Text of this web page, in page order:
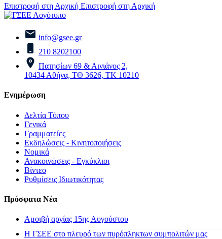
Επιστροφή στη Αρχική Επιστροφή στη Αρχική
info@gsee.gr
210 8202100
Πατησίων 69 & Αινιάνος 2,
10434 Αθήνα, ΤΘ 3626, ΤΚ 10210
Ενημέρωση
Δελτία Τύπου
Γενικά
Γραμματείες
Εκδηλώσεις - Κινητοποιήσεις
Νομικά
Ανακοινώσεις - Εγκύκλιοι
Βίντεο
Ρυθμίσεις Ιδιωτικότητας
Πρόσφατα Νέα
Αμοιβή αργίας 15ης Αυγούστου
H ΓΣΕΕ στο πλευρό των πυρόπληκτων συμπολιτών μας